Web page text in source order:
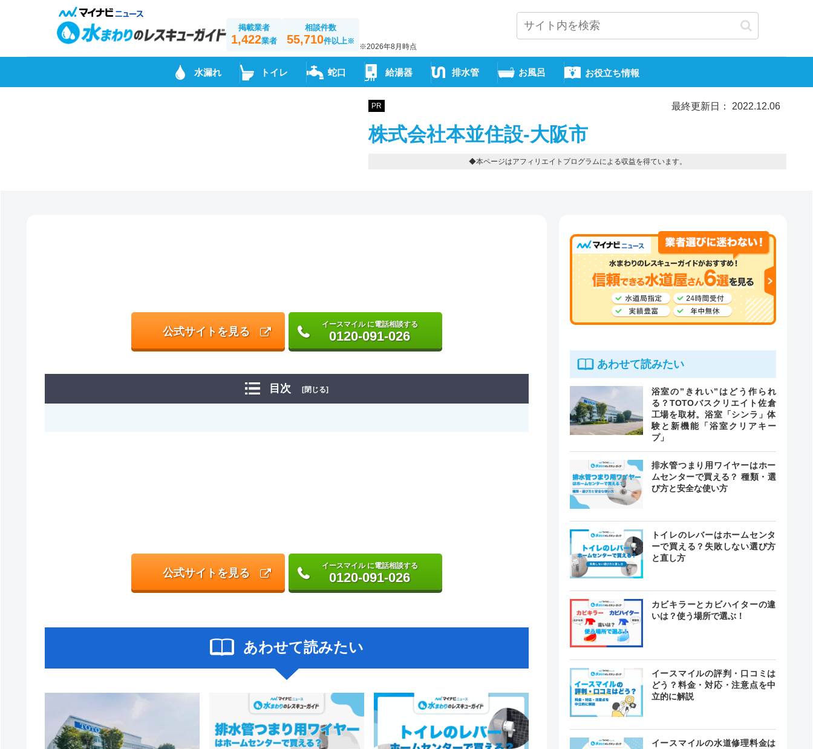
掲載業者
1,422業者
相談件数
55,710件以上※
※2026年8月時点
水漏れ トイレ 蛇口 給湯器 排水管 お風呂 お役立ち情報
PR 最終更新日： 2022.12.06
株式会社本並住設-大阪市
◆本ページはアフィリエイトプログラムによる収益を得ています。
公式サイトを見る
イースマイル に電話相談する
0120-091-026
目次 [閉じる]
公式サイトを見る
イースマイル に電話相談する
0120-091-026
あわせて読みたい
あわせて読みたい
浴室の”きれい”はどう作られ
る？TOTOバスクリエイト佐倉
工場を取材。浴室「シンラ」体
験と新機能「浴室クリアキー
プ」
排水管つまり用ワイヤーはホー
ムセンターで買える？ 種類・選
び方と安全な使い方
トイレのレバーはホームセンタ
ーで買える？失敗しない選び方
と直し方
カビキラーとカビハイターの違
いは？使う場所で選ぶ！
イースマイルの評判・口コミは
どう？料金・対応・注意点を中
立的に解説
イースマイルの水道修理料金は